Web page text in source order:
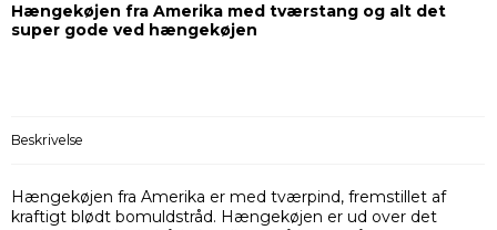
Hængekøjen fra Amerika med tværstang og alt det
super gode ved hængekøjen
Beskrivelse
Hængekøjen fra Amerika er med tværpind, fremstillet af
kraftigt blødt bomuldstråd. Hængekøjen er ud over det